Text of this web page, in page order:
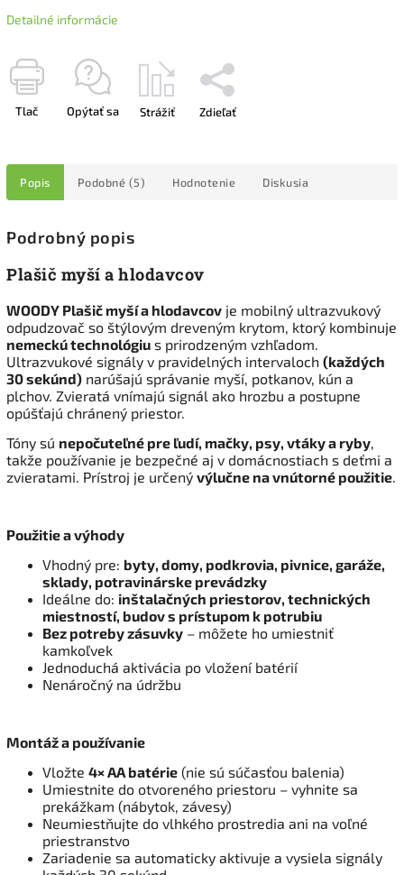
Detailné informácie
Tlač Opýtať sa Strážiť Zdieľať
Popis Podobné (5) Hodnotenie Diskusia
Podrobný popis
Plašič myší a hlodavcov
WOODY Plašič myší a hlodavcov je mobilný ultrazvukový
odpudzovač so štýlovým dreveným krytom, ktorý kombinuje
nemeckú technológiu s prirodzeným vzhľadom.
Ultrazvukové signály v pravidelných intervaloch (každých
30 sekúnd) narúšajú správanie myší, potkanov, kún a
plchov. Zvieratá vnímajú signál ako hrozbu a postupne
opúšťajú chránený priestor.
Tóny sú nepočuteľné pre ľudí, mačky, psy, vtáky a ryby,
takže používanie je bezpečné aj v domácnostiach s deťmi a
zvieratami. Prístroj je určený výlučne na vnútorné použitie.
Použitie a výhody
Vhodný pre: byty, domy, podkrovia, pivnice, garáže,
sklady, potravinárske prevádzky
Ideálne do: inštalačných priestorov, technických
miestností, budov s prístupom k potrubiu
Bez potreby zásuvky – môžete ho umiestniť
kamkoľvek
Jednoduchá aktivácia po vložení batérií
Nenáročný na údržbu
Montáž a používanie
Vložte 4× AA batérie (nie sú súčasťou balenia)
Umiestnite do otvoreného priestoru – vyhnite sa
prekážkam (nábytok, závesy)
Neumiestňujte do vlhkého prostredia ani na voľné
priestranstvo
Zariadenie sa automaticky aktivuje a vysiela signály